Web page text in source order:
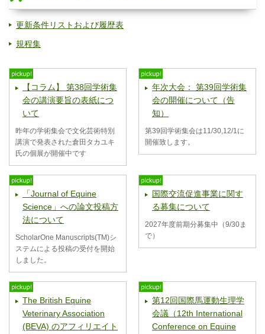
更新条件リストおよび履歴表
規程集
【コラム】 第38回学術集
会の講演要旨の表紙につ
いて
昨年の学術集会で文化芸術特別
講演で発表された倉田タカユキ
氏の個展が開催中です
年次大会： 第39回学術集
会の開催について（告
知）
第39回学術集会は11/30,12/1に
開催致します。
「Journal of Equine
Science」への論文投稿方
法について
ScholarOne Manuscripts(TM)シ
ステムによる投稿の受付を開始
しました。
国際交流促進事業に関す
る募集について
2027年度前期分募集中（9/30ま
で）
The British Equine
Veterinary Association
(BEVA) のアフィリエイト
第12回国際馬運動生理学
会議（12th International
Conference on Equine